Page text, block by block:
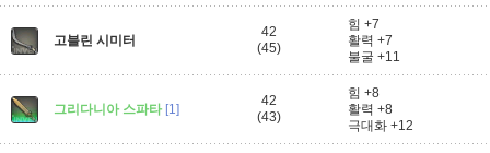
고블린 시미터
42
(45)
힘 +7
활력 +7
불굴 +11
그리다니아 스파타 [1]
42
(43)
힘 +8
활력 +8
극대화 +12